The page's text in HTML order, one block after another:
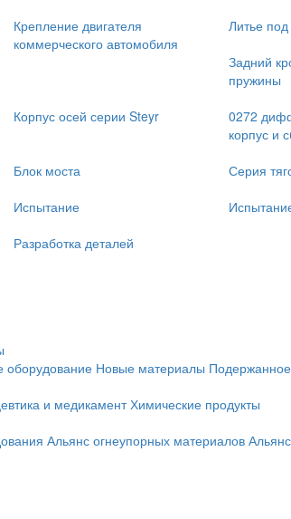
Крепление двигателя
коммерческого автомобиля
Литье
Задний
пружины
Корпус осей серии Steyr
0272
корпус и
Блок моста
Серия
Испытание
Разработка деталей
оборудование Новые материалы
и медикамент Химические продукты
Альянс огнеупорных материалов